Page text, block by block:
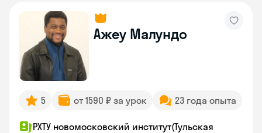
Ажеу Малундо
5 от 1590 ₽ за урок 23 года опыта
РХТУ новомосковский институт(Тульская